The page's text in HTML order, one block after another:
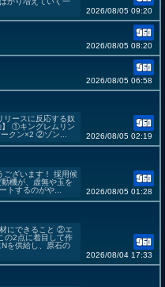
2026/08/05 09:20
2026/08/05 08:20
2026/08/05 06:58
リースに反応する奴
】 ①キングレムリン
クン×2 ②ゾン...
2026/08/05 02:19
ざいます！ 採用候
機が、虚無や玉を
トするのがや...
2026/08/05 01:28
にできること ②エ
の2点に着目して作
を供給し、原石の
2026/08/04 17:33